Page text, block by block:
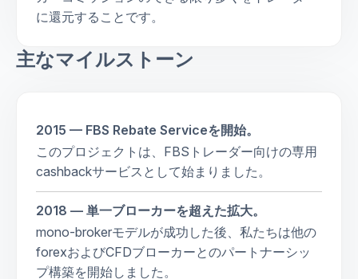
に還元することです。
主なマイルストーン
2015 — FBS Rebate Serviceを開始。
このプロジェクトは、FBSトレーダー向けの専用
cashbackサービスとして始まりました。
2018 — 単一ブローカーを超えた拡大。
mono-brokerモデルが成功した後、私たちは他の
forexおよびCFDブローカーとのパートナーシッ
プ構築を開始しました。